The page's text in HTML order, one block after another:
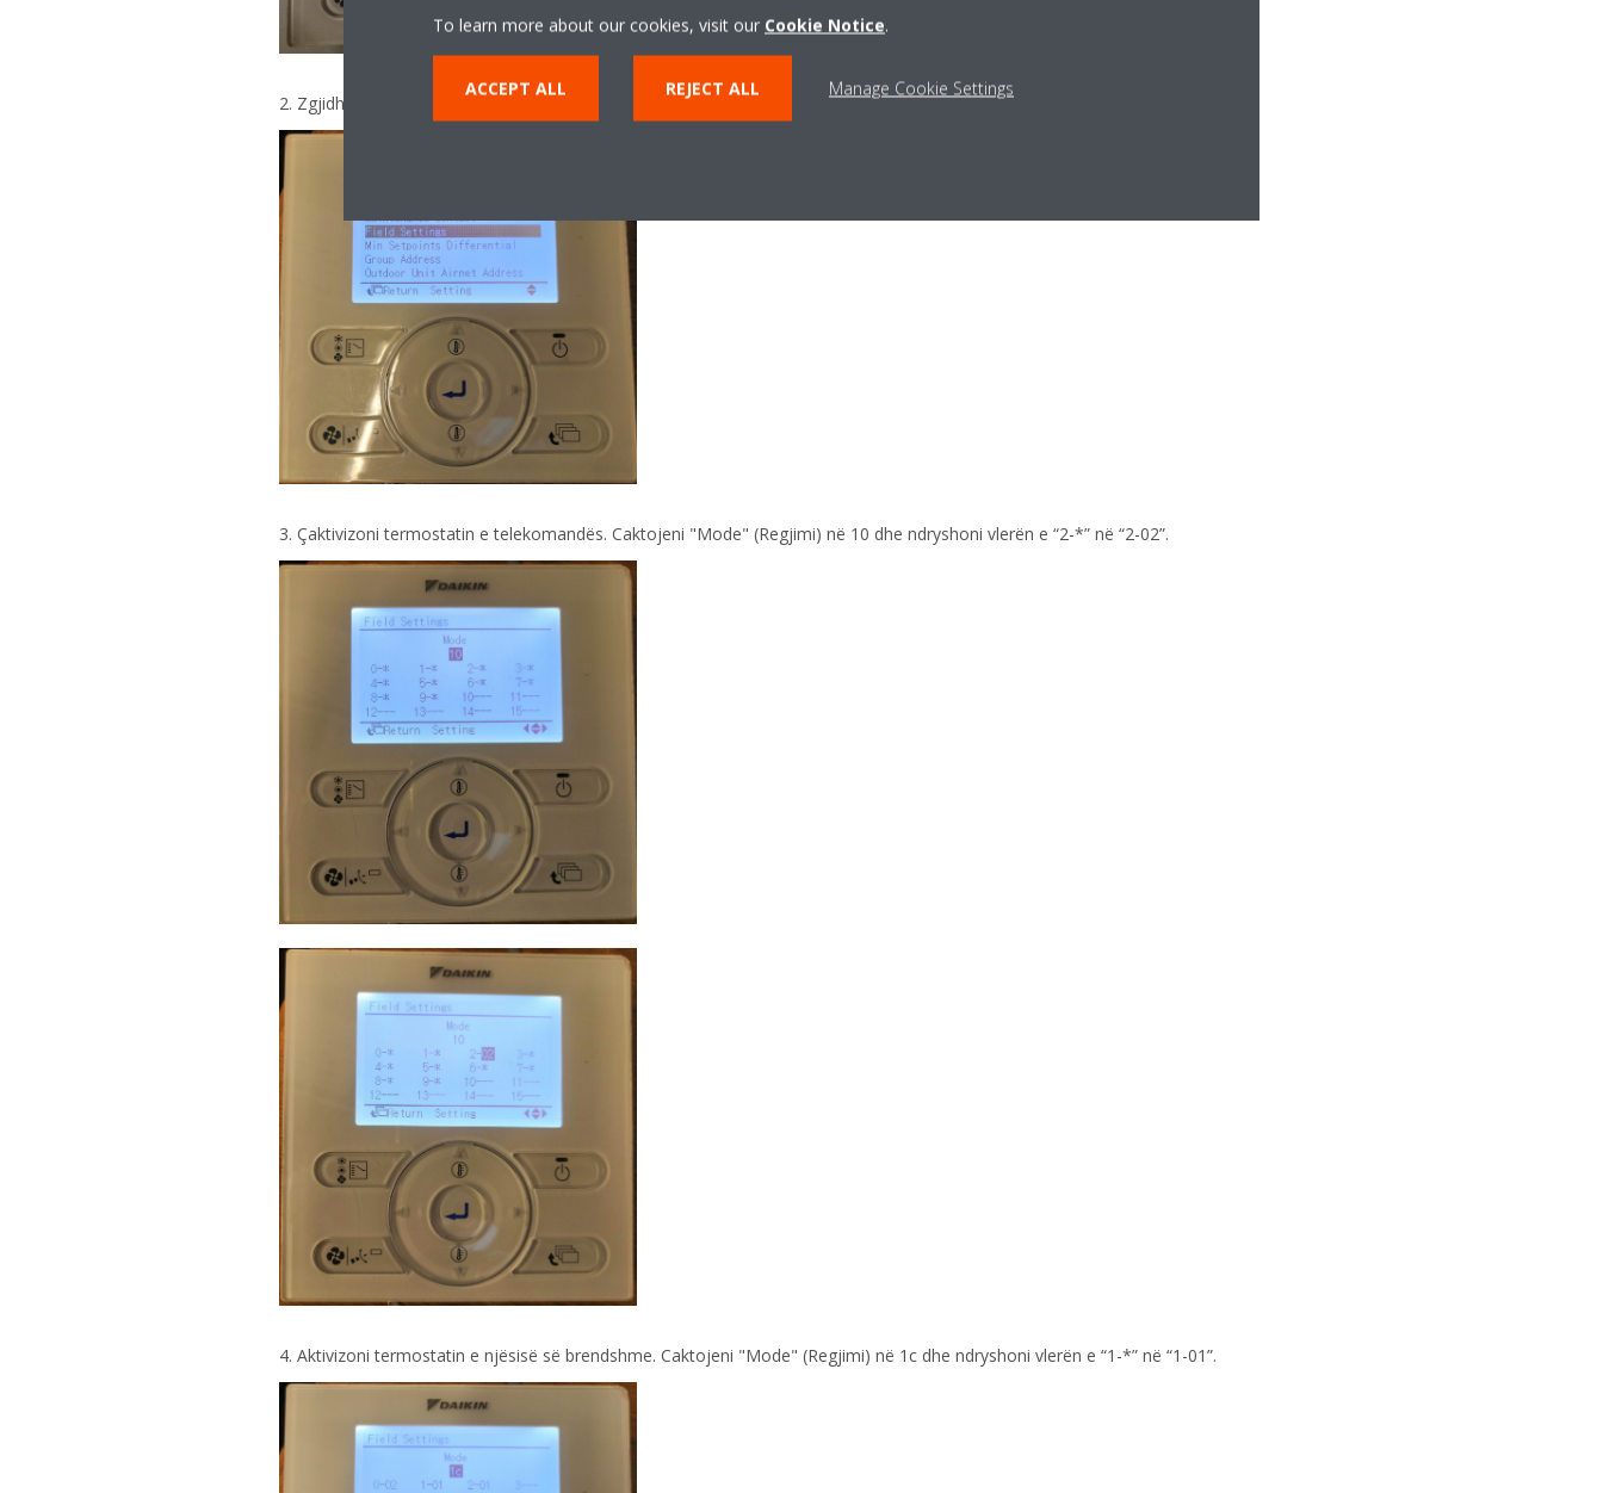
2. Zgjidhni menynë "Field Settings" (Cilësimet në terren).
3. Çaktivizoni termostatin e telekomandës. Caktojeni "Mode" (Regjimi) në 10 dhe ndryshoni vlerën e “2-*” në “2-02”.
4. Aktivizoni termostatin e njësisë së brendshme. Caktojeni "Mode" (Regjimi) në 1c dhe ndryshoni vlerën e “1-*” në “1-01”.
To learn more about our cookies, visit our Cookie Notice.
ACCEPT ALL REJECT ALL Manage Cookie Settings